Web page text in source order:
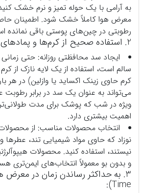
به آرامی با یک حوله تمیز و نرم خشک
معرض هوا کاملاً خشک شود. اطمینان
رطوبتی در چین‌های پوستی باقی نمانده
2. استفاده صحیح از کرم‌ها و پمادهای محافظتی:
ایجاد سد محافظتی روزانه: حتی
سالم است، استفاده از یک لایه نازک از
کرم حاوی زینک اکساید یا وازلین) در هر
می‌تواند به عنوان یک سد در برابر رطوبت
ویژه در شب که پوشک برای مدت
اهمیت بیشتری دارد.
انتخاب محصولات مناسب: از
نوزاد که حاوی مواد شیمیایی تند،
نیستند، استفاده کنید. محصولات
و بدون بو معمولاً انتخاب‌های ایمن‌تری
Time):